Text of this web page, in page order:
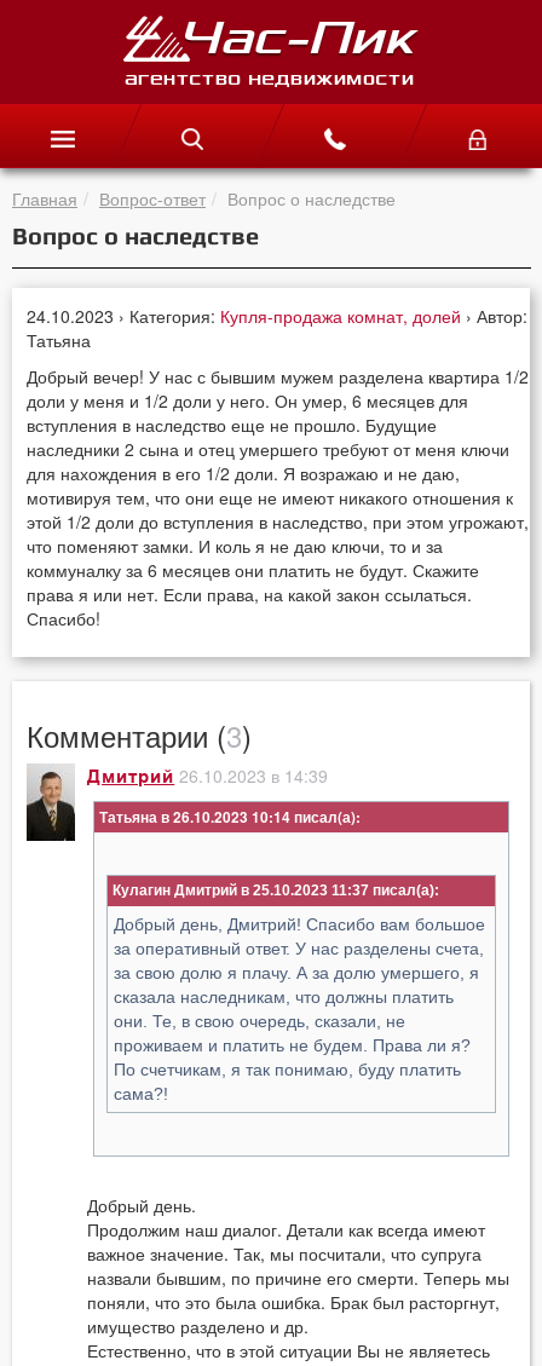
Главная Вопрос-ответ Вопрос о наследстве
Вопрос о наследстве
24.10.2023 › Категория: Купля-продажа комнат, долей › Автор:
Татьяна
Добрый вечер! У нас с бывшим мужем разделена квартира 1/2
доли у меня и 1/2 доли у него. Он умер, 6 месяцев для
вступления в наследство еще не прошло. Будущие
наследники 2 сына и отец умершего требуют от меня ключи
для нахождения в его 1/2 доли. Я возражаю и не даю,
мотивируя тем, что они еще не имеют никакого отношения к
этой 1/2 доли до вступления в наследство, при этом угрожают,
что поменяют замки. И коль я не даю ключи, то и за
коммуналку за 6 месяцев они платить не будут. Скажите
права я или нет. Если права, на какой закон ссылаться.
Спасибо!
Комментарии (3)
Дмитрий 26.10.2023 в 14:39
Татьяна в 26.10.2023 10:14
Кулагин Дмитрий в 25.10.2023 11:37
Добрый день, Дмитрий! Спасибо вам большое
за оперативный ответ. У нас разделены счета,
за свою долю я плачу. А за долю умершего, я
сказала наследникам, что должны платить
они. Те, в свою очередь, сказали, не
проживаем и платить не будем. Права ли я?
По счетчикам, я так понимаю, буду платить
сама?!
Добрый день.
Продолжим наш диалог. Детали как всегда имеют
важное значение. Так, мы посчитали, что супруга
назвали бывшим, по причине его смерти. Теперь мы
поняли, что это была ошибка. Брак был расторгнут,
имущество разделено и др.
Естественно, что в этой ситуации Вы не являетесь